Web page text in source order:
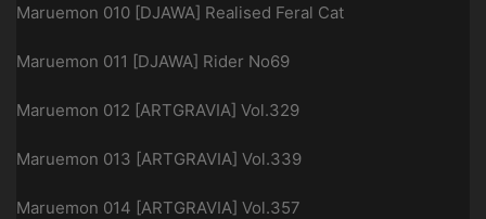
Maruemon 010 [DJAWA] Realised Feral Cat
Maruemon 011 [DJAWA] Rider No69
Maruemon 012 [ARTGRAVIA] Vol.329
Maruemon 013 [ARTGRAVIA] Vol.339
Maruemon 014 [ARTGRAVIA] Vol.357